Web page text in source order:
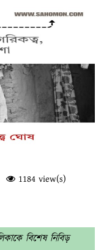
1184 view(s)
বিশেষ নিবিড়